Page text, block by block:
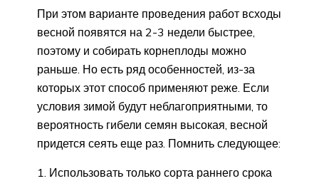
При этом варианте проведения работ всходы
весной появятся на 2-3 недели быстрее,
поэтому и собирать корнеплоды можно
раньше. Но есть ряд особенностей, из-за
которых этот способ применяют реже. Если
условия зимой будут неблагоприятными, то
вероятность гибели семян высокая, весной
придется сеять еще раз. Помнить следующее:
Использовать только сорта раннего срока